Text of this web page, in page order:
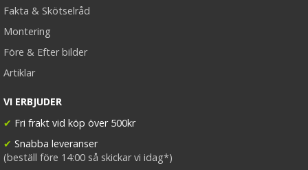
Fakta & Skötselråd
Montering
Före & Efter bilder
Artiklar
VI ERBJUDER
✔ Fri frakt vid köp över 500kr
✔ Snabba leveranser
(beställ före 14:00 så skickar vi idag*)